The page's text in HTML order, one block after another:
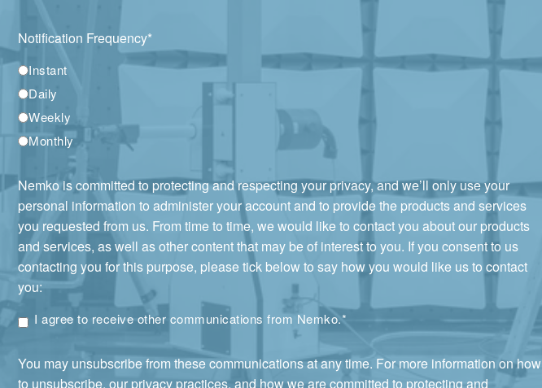
Notification Frequency*
Instant
Daily
Weekly
Monthly
Nemko is committed to protecting and respecting your privacy, and we’ll only use your
personal information to administer your account and to provide the products and services
you requested from us. From time to time, we would like to contact you about our products
and services, as well as other content that may be of interest to you. If you consent to us
contacting you for this purpose, please tick below to say how you would like us to contact
you:
I agree to receive other communications from Nemko.*
You may unsubscribe from these communications at any time. For more information on how
to unsubscribe, our privacy practices, and how we are committed to protecting and